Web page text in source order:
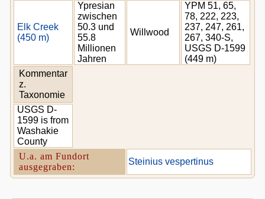
Elk Creek
(450 m)
Ypresian
zwischen
50.3 und
55.8
Millionen
Jahren
Willwood
YPM 51, 65,
78, 222, 223,
237, 247, 261,
267, 340-S,
USGS D-1599
(449 m)
Kommentar
z.
Taxonomie
USGS D-
1599 is from
Washakie
County
U.a. am Fundort
ausgegraben:
Steinius vespertinus